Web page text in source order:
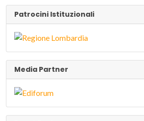
Patrocini Istituzionali
Media Partner